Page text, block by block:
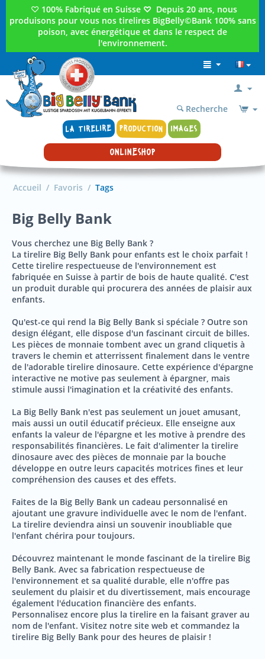
♡ 100% Fabriqué en Suisse ♡ Depuis 20 ans, nous
produisons pour vous nos tirelires BigBelly©Bank 100% sans
poison, avec énergétique et dans le respect de
l'environnement.
LA TIRELIRE PRODUCTION IMAGES
Recherche
ONLINESHOP
Accueil / Favoris / Tags
Big Belly Bank
Vous cherchez une Big Belly Bank ?
La tirelire Big Belly Bank pour enfants est le choix parfait !
Cette tirelire respectueuse de l'environnement est
fabriquée en Suisse à partir de bois de haute qualité. C'est
un produit durable qui procurera des années de plaisir aux
enfants.
Qu'est-ce qui rend la Big Belly Bank si spéciale ? Outre son
design élégant, elle dispose d'un fascinant circuit de billes.
Les pièces de monnaie tombent avec un grand cliquetis à
travers le chemin et atterrissent finalement dans le ventre
de l'adorable tirelire dinosaure. Cette expérience d'épargne
interactive ne motive pas seulement à épargner, mais
stimule aussi l'imagination et la créativité des enfants.
La Big Belly Bank n'est pas seulement un jouet amusant,
mais aussi un outil éducatif précieux. Elle enseigne aux
enfants la valeur de l'épargne et les motive à prendre des
responsabilités financières. Le fait d'alimenter la tirelire
dinosaure avec des pièces de monnaie par la bouche
développe en outre leurs capacités motrices fines et leur
compréhension des causes et des effets.
Faites de la Big Belly Bank un cadeau personnalisé en
ajoutant une gravure individuelle avec le nom de l'enfant.
La tirelire deviendra ainsi un souvenir inoubliable que
l'enfant chérira pour toujours.
Découvrez maintenant le monde fascinant de la tirelire Big
Belly Bank. Avec sa fabrication respectueuse de
l'environnement et sa qualité durable, elle n'offre pas
seulement du plaisir et du divertissement, mais encourage
également l'éducation financière des enfants.
Personnalisez encore plus la tirelire en la faisant graver au
nom de l'enfant. Visitez notre site web et commandez la
tirelire Big Belly Bank pour des heures de plaisir !